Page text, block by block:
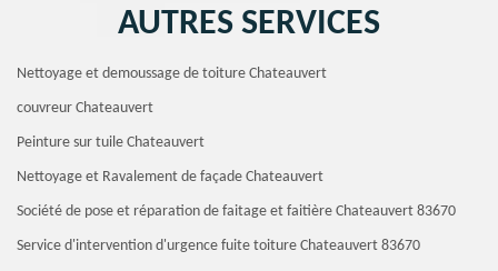
AUTRES SERVICES
Nettoyage et demoussage de toiture Chateauvert
couvreur Chateauvert
Peinture sur tuile Chateauvert
Nettoyage et Ravalement de façade Chateauvert
Société de pose et réparation de faitage et faitière Chateauvert 83670
Service d'intervention d'urgence fuite toiture Chateauvert 83670